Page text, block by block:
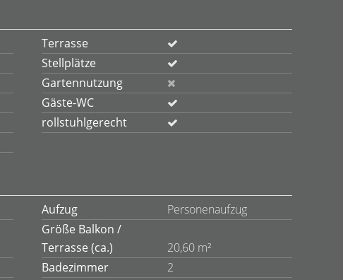
Terrasse
Stellplätze
Gartennutzung
Gäste-WC
rollstuhlgerecht
Aufzug Personenaufzug
Größe Balkon /
Terrasse (ca.)
20,60 m²
Badezimmer
2